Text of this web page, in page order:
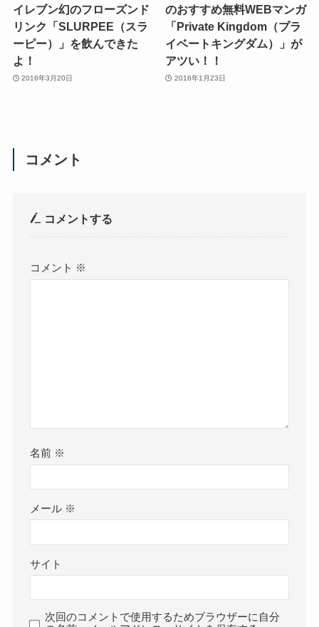
イレブン幻のフローズンド
リンク「SLURPEE（スラ
ーピー）」を飲んできた
よ！
2016年3月20日
のおすすめ無料WEBマンガ
「Private Kingdom（プラ
イベートキングダム）」が
アツい！！
2016年1月23日
コメント
コメントする
コメント ※
名前 ※
メール ※
サイト
次回のコメントで使用するためブラウザーに自分